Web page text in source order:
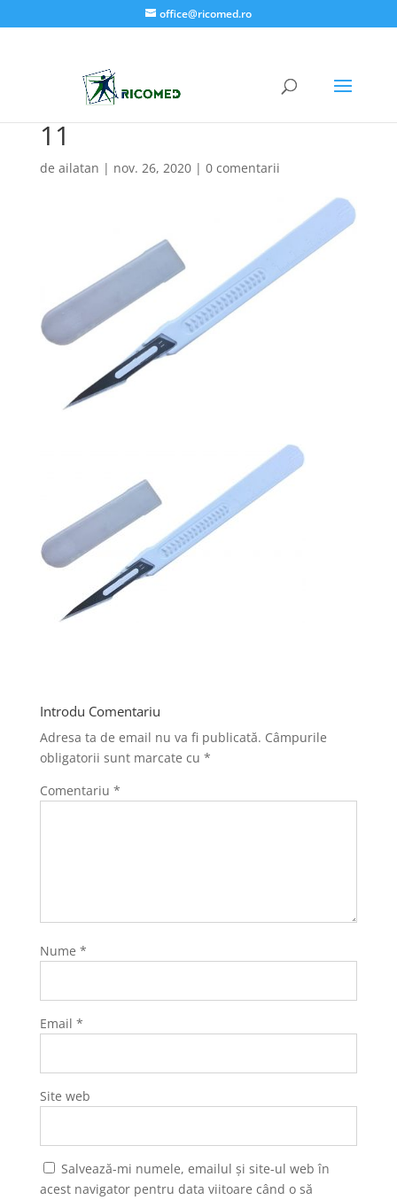
office@ricomed.ro
11
de ailatan | nov. 26, 2020| 0 comentarii
Introdu Comentariu
Adresa ta de email nu va fi publicată. Câmpurile
obligatorii sunt marcate cu *
Comentariu *
Nume *
Email *
Site web
Salvează-mi numele, emailul și site-ul web în
acest navigator pentru data viitoare când o să